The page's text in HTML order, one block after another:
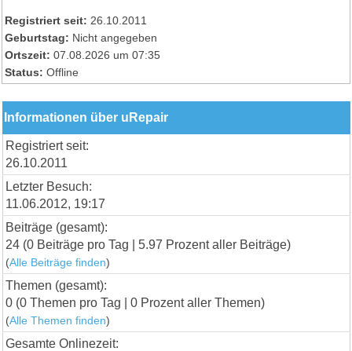
Registriert seit: 26.10.2011
Geburtstag: Nicht angegeben
Ortszeit: 07.08.2026 um 07:35
Status: Offline
Informationen über uRepair
Registriert seit:
26.10.2011
Letzter Besuch:
11.06.2012, 19:17
Beiträge (gesamt):
24 (0 Beiträge pro Tag | 5.97 Prozent aller Beiträge)
(Alle Beiträge finden)
Themen (gesamt):
0 (0 Themen pro Tag | 0 Prozent aller Themen)
(Alle Themen finden)
Gesamte Onlinezeit: